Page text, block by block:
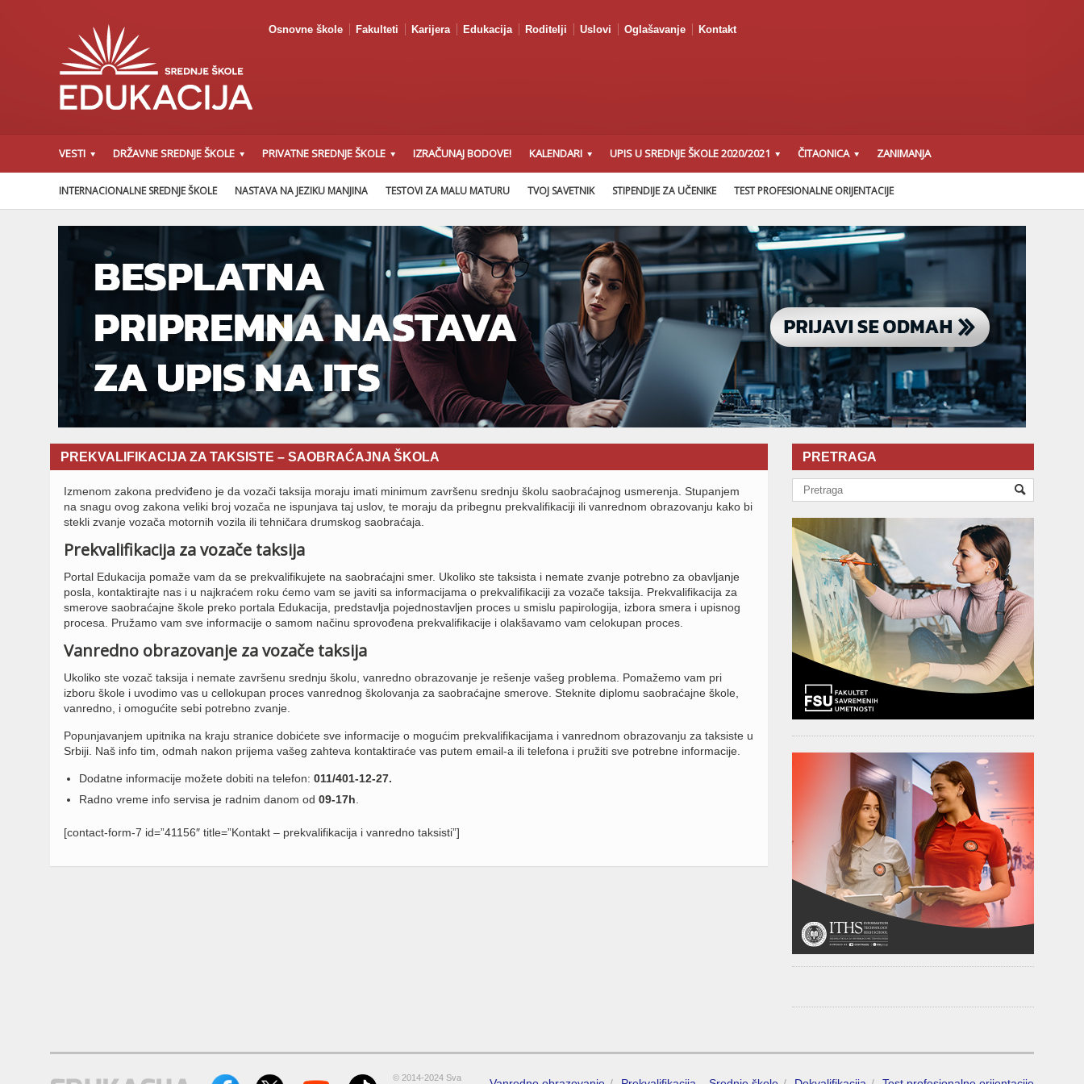
Osnovne škole Fakulteti Karijera Edukacija Roditelji Uslovi Oglašavanje Kontakt
VESTI DRŽAVNE SREDNJE ŠKOLE PRIVATNE SREDNJE ŠKOLE IZRAČUNAJ BODOVE! KALENDARI UPIS U SREDNJE ŠKOLE 2020/2021 ČITAONICA ZANIMANJA
INTERNACIONALNE SREDNJE ŠKOLE NASTAVA NA JEZIKU MANJINA TESTOVI ZA MALU MATURU TVOJ SAVETNIK STIPENDIJE ZA UČENIKE TEST PROFESIONALNE ORIJENTACIJE
PREKVALIFIKACIJA ZA TAKSISTE – SAOBRAĆAJNA ŠKOLA
Izmenom zakona predviđeno je da vozači taksija moraju imati minimum završenu srednju školu saobraćajnog usmerenja. Stupanjem
na snagu ovog zakona veliki broj vozača ne ispunjava taj uslov, te moraju da pribegnu prekvalifikaciji ili vanrednom obrazovanju kako bi
stekli zvanje vozača motornih vozila ili tehničara drumskog saobraćaja.
Prekvalifikacija za vozače taksija
Portal Edukacija pomaže vam da se prekvalifikujete na saobraćajni smer. Ukoliko ste taksista i nemate zvanje potrebno za obavljanje
posla, kontaktirajte nas i u najkraćem roku ćemo vam se javiti sa informacijama o prekvalifikaciji za vozače taksija. Prekvalifikacija za
smerove saobraćajne škole preko portala Edukacija, predstavlja pojednostavljen proces u smislu papirologija, izbora smera i upisnog
procesa. Pružamo vam sve informacije o samom načinu sprovođena prekvalifikacije i olakšavamo vam celokupan proces.
Vanredno obrazovanje za vozače taksija
Ukoliko ste vozač taksija i nemate završenu srednju školu, vanredno obrazovanje je rešenje vašeg problema. Pomažemo vam pri
izboru škole i uvodimo vas u cellokupan proces vanrednog školovanja za saobraćajne smerove. Steknite diplomu saobraćajne škole,
vanredno, i omogućite sebi potrebno zvanje.
Popunjavanjem upitnika na kraju stranice dobićete sve informacije o mogućim prekvalifikacijama i vanrednom obrazovanju za taksiste u
Srbiji. Naš info tim, odmah nakon prijema vašeg zahteva kontaktiraće vas putem email-a ili telefona i pružiti sve potrebne informacije.
Dodatne informacije možete dobiti na telefon: 011/401-12-27.
Radno vreme info servisa je radnim danom od 09-17h
[contact-form-7 id=”41156″ title=”Kontakt – prekvalifikacija i vanredno taksisti”]
PRETRAGA
© 2014-2024 Sva